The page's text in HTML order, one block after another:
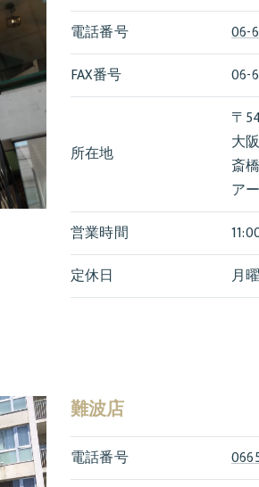
電話番号
06-
FAX番号
06-
所在地
〒
大
斎
ア
営業時間
定休日
月
難波店
電話番号